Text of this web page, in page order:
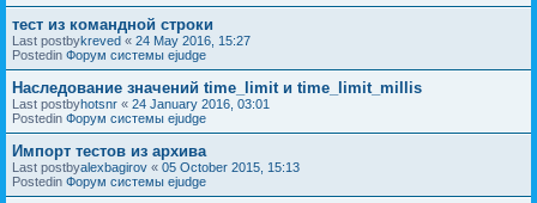
тест из командной строки
Last postbykreved « 24 May 2016, 15:27
Postedin Форум системы ejudge
Наследование значений time_limit и time_limit_millis
Last postbyhotsnr « 24 January 2016, 03:01
Postedin Форум системы ejudge
Импорт тестов из архива
Last postbyalexbagirov « 05 October 2015, 15:13
Postedin Форум системы ejudge